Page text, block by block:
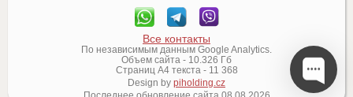
Все контакты
По независимым данным Google Analytics.
Объем сайта - 10.326 Гб
Страниц А4 текста - 11 368
Design by piholding.cz